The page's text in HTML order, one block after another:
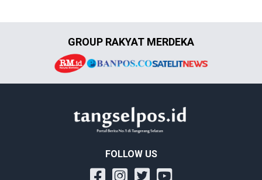
GROUP RAKYAT MERDEKA
FOLLOW US